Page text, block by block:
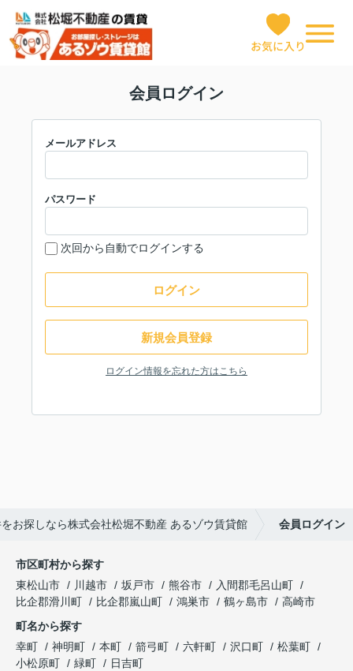
お気に入り
会員ログイン
メールアドレス
パスワード
次回から自動でログインする
ログイン
新規会員登録
ログイン情報を忘れた方はこちら
お探しなら株式会社松堀不動産 あるゾウ賃貸館 会員ログイン
市区町村から探す
東松山市
川越市 坂戸市 熊谷市
入間郡毛呂山町
比企郡滑川町
比企郡嵐山町 鴻巣市 鶴ヶ島市
高崎市
町名から探す
幸町
神明町 本町 箭弓町 六軒町 沢口町
松葉町
小松原町
緑町
日吉町